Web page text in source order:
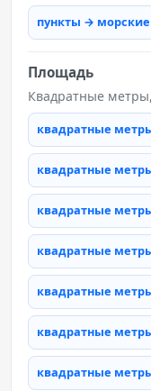
пункты →
Площадь
Квадратные
квадратные
квадратные
квадратные
квадратные
квадратные
квадратные
квадратные